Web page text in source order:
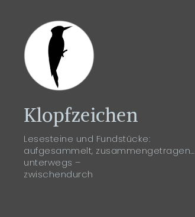
Klopfzeichen
Lesesteine und Fundstücke:
aufgesammelt, zusammengetragen…
unterwegs –
zwischendurch